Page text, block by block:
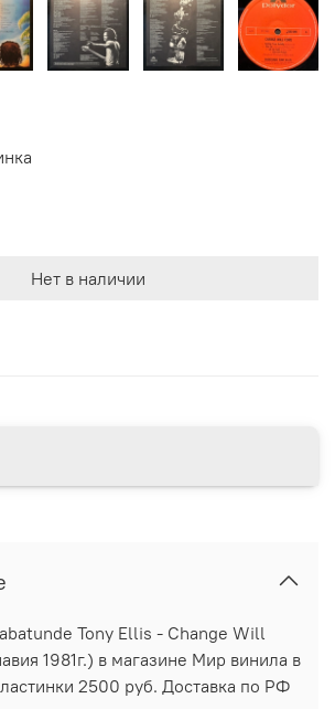
Нет в наличии
Tony Ellis - Change Will
1981г.) в магазине Мир винила в
2500 руб. Доставка по РФ